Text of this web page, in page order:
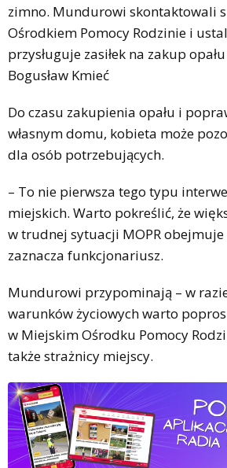
zimno. Mundurowi skontaktowali
Ośrodkiem Pomocy Rodzinie i
przysługuje zasiłek na zakup
Bogusław Kmieć
Do czasu zakupienia opału i
własnym domu, kobieta może
dla osób potrzebujących.
– To nie pierwsza tego typu
miejskich. Warto pokreślić, że
w trudnej sytuacji MOPR obejmuje
zaznacza funkcjonariusz.
Mundurowi przypominają – w
warunków życiowych warto
w Miejskim Ośrodku Pomocy
także strażnicy miejscy.